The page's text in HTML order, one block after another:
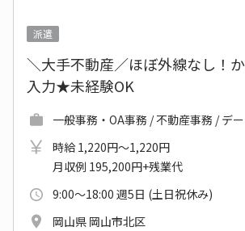
派遣
＼大手不動産／ほぼ外線なし！
入力★未経験OK
一般事務・OA事務 / 不動産事務 / デ
時給 1,220円～1,220円
月収例 195,200円+残業代
9:00～18:00 週5日 (土日祝休み)
岡山県 岡山市北区